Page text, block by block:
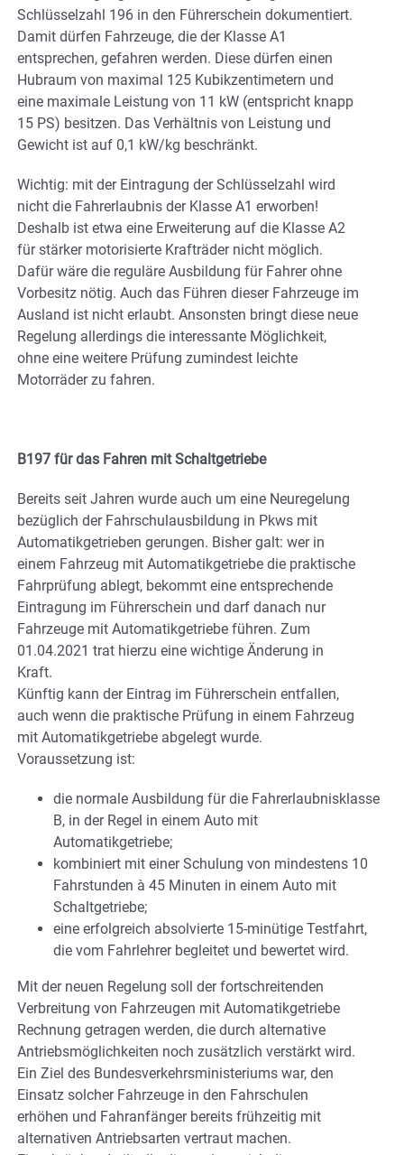
Schlüsselzahl 196 in den Führerschein dokumentiert.
Damit dürfen Fahrzeuge, die der Klasse A1
entsprechen, gefahren werden. Diese dürfen einen
Hubraum von maximal 125 Kubikzentimetern und
eine maximale Leistung von 11 kW (entspricht knapp
15 PS) besitzen. Das Verhältnis von Leistung und
Gewicht ist auf 0,1 kW/kg beschränkt.
Wichtig: mit der Eintragung der Schlüsselzahl wird
nicht die Fahrerlaubnis der Klasse A1 erworben!
Deshalb ist etwa eine Erweiterung auf die Klasse A2
für stärker motorisierte Krafträder nicht möglich.
Dafür wäre die reguläre Ausbildung für Fahrer ohne
Vorbesitz nötig. Auch das Führen dieser Fahrzeuge im
Ausland ist nicht erlaubt. Ansonsten bringt diese neue
Regelung allerdings die interessante Möglichkeit,
ohne eine weitere Prüfung zumindest leichte
Motorräder zu fahren.
B197 für das Fahren mit Schaltgetriebe
Bereits seit Jahren wurde auch um eine Neuregelung
bezüglich der Fahrschulausbildung in Pkws mit
Automatikgetrieben gerungen. Bisher galt: wer in
einem Fahrzeug mit Automatikgetriebe die praktische
Fahrprüfung ablegt, bekommt eine entsprechende
Eintragung im Führerschein und darf danach nur
Fahrzeuge mit Automatikgetriebe führen. Zum
01.04.2021 trat hierzu eine wichtige Änderung in
Kraft.
Künftig kann der Eintrag im Führerschein entfallen,
auch wenn die praktische Prüfung in einem Fahrzeug
mit Automatikgetriebe abgelegt wurde.
Voraussetzung ist:
die normale Ausbildung für die Fahrerlaubnisklasse
B, in der Regel in einem Auto mit
Automatikgetriebe;
kombiniert mit einer Schulung von mindestens 10
Fahrstunden à 45 Minuten in einem Auto mit
Schaltgetriebe;
eine erfolgreich absolvierte 15-minütige Testfahrt,
die vom Fahrlehrer begleitet und bewertet wird.
Mit der neuen Regelung soll der fortschreitenden
Verbreitung von Fahrzeugen mit Automatikgetriebe
Rechnung getragen werden, die durch alternative
Antriebsmöglichkeiten noch zusätzlich verstärkt wird.
Ein Ziel des Bundesverkehrsministeriums war, den
Einsatz solcher Fahrzeuge in den Fahrschulen
erhöhen und Fahranfänger bereits frühzeitig mit
alternativen Antriebsarten vertraut machen.